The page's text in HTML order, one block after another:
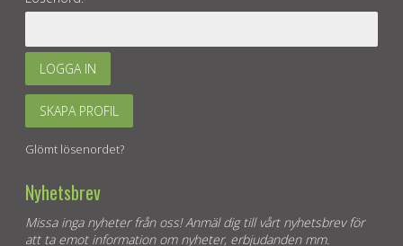
LOGGA IN
SKAPA PROFIL
Glömt lösenordet?
Nyhetsbrev
Missa inga nyheter från oss! Anmäl dig till vårt nyhetsbrev för
att ta emot information om nyheter, erbjudanden mm.